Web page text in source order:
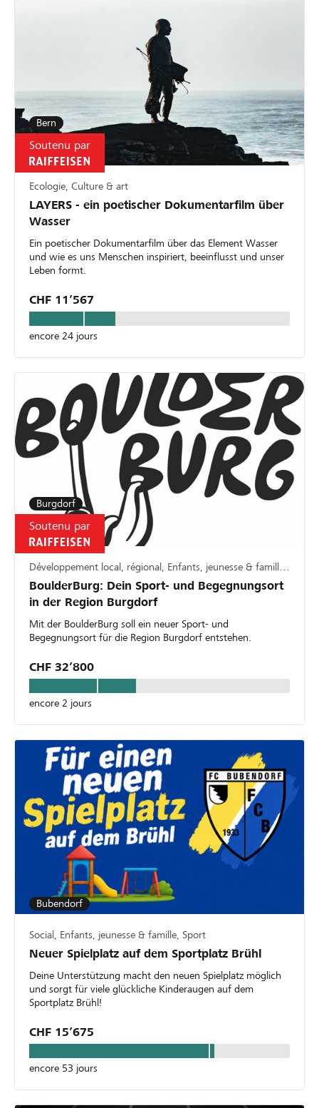
Bern
Soutenu par
Ecologie, Culture & art
LAYERS - ein poetischer Dokumentarfilm über
Wasser
Ein poetischer Dokumentarfilm über das Element Wasser
und wie es uns Menschen inspiriert, beeinflusst und unser
Leben formt.
CHF 11’567
encore 24 jours
Burgdorf
Soutenu par
Développement local, régional, Enfants, jeunesse & famille, Sport
BoulderBurg: Dein Sport- und Begegnungsort
in der Region Burgdorf
Mit der BoulderBurg soll ein neuer Sport- und
Begegnungsort für die Region Burgdorf entstehen.
CHF 32’800
encore 2 jours
Bubendorf
Social, Enfants, jeunesse & famille, Sport
Neuer Spielplatz auf dem Sportplatz Brühl
Deine Unterstützung macht den neuen Spielplatz möglich
und sorgt für viele glückliche Kinderaugen auf dem
Sportplatz Brühl!
CHF 15’675
encore 53 jours